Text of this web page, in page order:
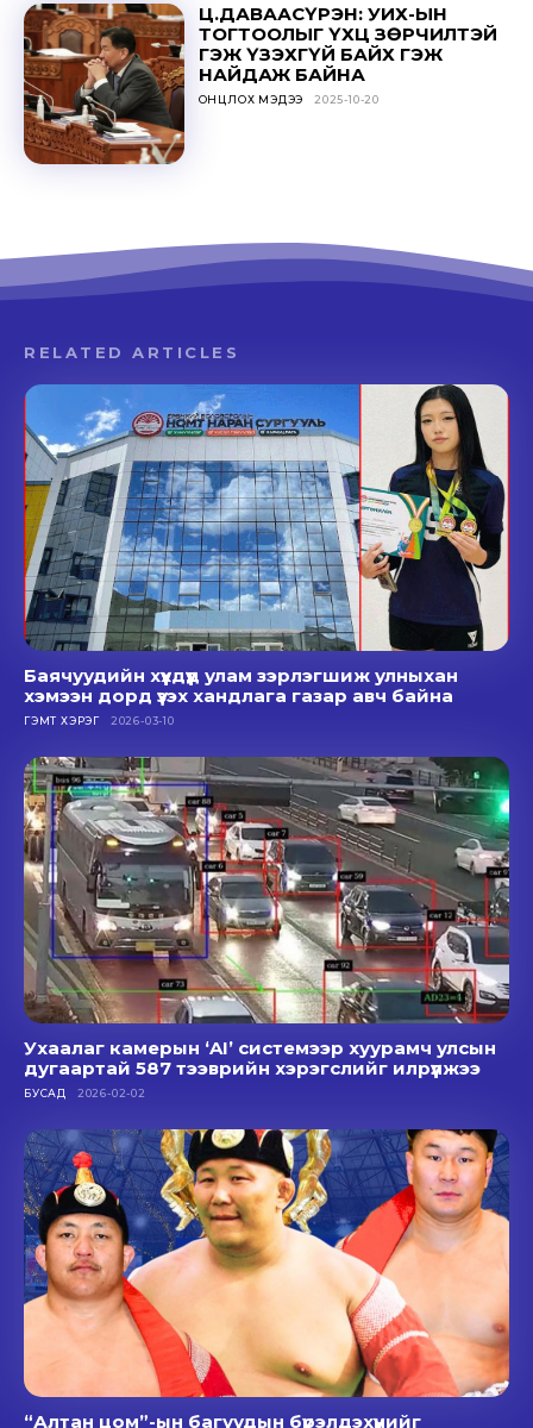
Ц.ДАВААСҮРЭН: УИХ-ЫН
ТОГТООЛЫГ ҮХЦ ЗӨРЧИЛТЭЙ
ГЭЖ ҮЗЭХГҮЙ БАЙХ ГЭЖ
НАЙДАЖ БАЙНА
ОНЦЛОХ МЭДЭЭ 2025-10-20
RELATED ARTICLES
Баячуудийн хүүхдүүд улам зэрлэгшиж улныхан
хэмээн дорд үзэх хандлага газар авч байна
ГЭМТ ХЭРЭГ 2026-03-10
Ухаалаг камерын ‘AI’ системээр хуурамч улсын
дугаартай 587 тээврийн хэрэгслийг илрүүлжээ
БУСАД 2026-02-02
“Алтан цом”-ын багуудын бүрэлдэхүүнийг